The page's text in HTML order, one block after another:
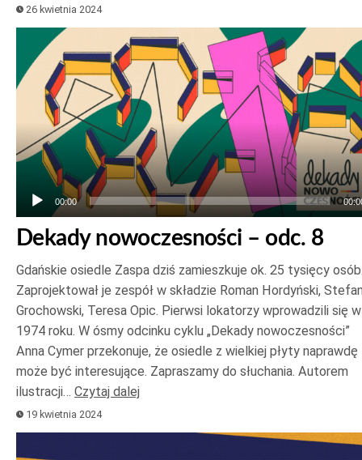
26 kwietnia 2024
Odtwarzacz
plików
dźwiękowych
00:00
Dekady nowoczesności – odc. 8
Gdańskie osiedle Zaspa dziś zamieszkuje ok. 25 tysięcy
Zaprojektował je zespół w składzie Roman Hordyński,
Grochowski, Teresa Opic. Pierwsi lokatorzy wprowadzili się w
1974 roku. W ósmy odcinku cyklu „Dekady nowoczesności”
Anna Cymer przekonuje, że osiedle z wielkiej płyty naprawdę
może być interesujące. Zapraszamy do słuchania. Autorem
ilustracji… Czytaj dalej
19 kwietnia 2024